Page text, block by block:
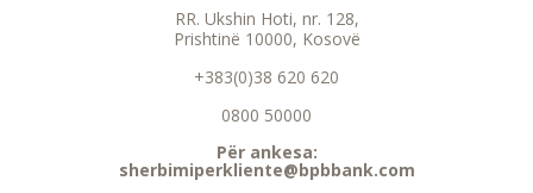
RR. Ukshin Hoti, nr. 128,
Prishtinë 10000, Kosovë
+383(0)38 620 620
0800 50000
Për ankesa:
sherbimiperkliente@bpbbank.com